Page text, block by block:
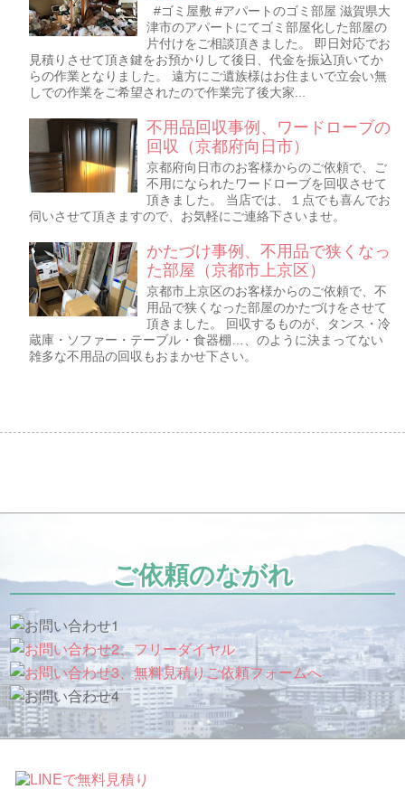
#ゴミ屋敷 #アパートのゴミ部屋 滋賀県大
津市のアパートにてゴミ部屋化した部屋の
片付けをご相談頂きました。 即日対応でお
見積りさせて頂き鍵をお預かりして後日、代金を振込頂いてか
らの作業となりました。 遠方にご遺族様はお住まいで立会い無
しでの作業をご希望されたので作業完了後大家...
不用品回収事例、ワードローブの
回収（京都府向日市）
京都府向日市のお客様からのご依頼で、ご
不用になられたワードローブを回収させて
頂きました。 当店では、１点でも喜んでお
伺いさせて頂きますので、お気軽にご連絡下さいませ。
かたづけ事例、不用品で狭くなっ
た部屋（京都市上京区）
京都市上京区のお客様からのご依頼で、不
用品で狭くなった部屋のかたづけをさせて
頂きました。 回収するものが、タンス・冷
蔵庫・ソファー・テーブル・食器棚…、のように決まってない
雑多な不用品の回収もおまかせ下さい。
ご依頼のながれ